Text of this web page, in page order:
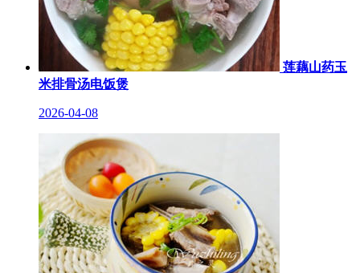
莲藕山药玉
米排骨汤电饭煲
2026-04-08